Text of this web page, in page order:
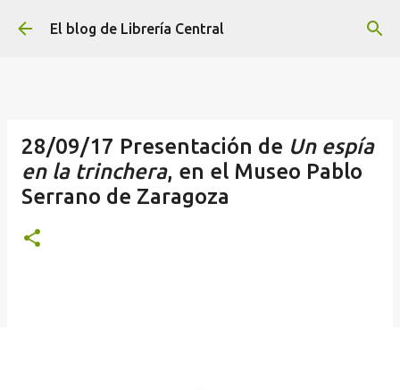
Ir al contenido principal
El blog de Librería Central
28/09/17 Presentación de Un espía
en la trinchera, en el Museo Pablo
Serrano de Zaragoza